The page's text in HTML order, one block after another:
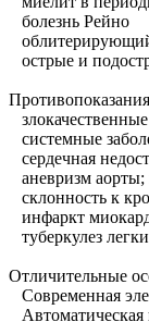
болезнь Рейно
острые и
системные
сердечная
аневризм аорты;
склонность к
инфаркт
туберкулез
Отличительные
Современная
Автоматическая